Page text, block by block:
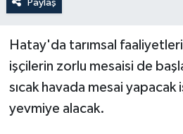
Paylaş
Hatay'da tarımsal
işçilerin zorlu mesaisi de
sıcak havada mesai yapacak
yevmiye alacak.
Yerel